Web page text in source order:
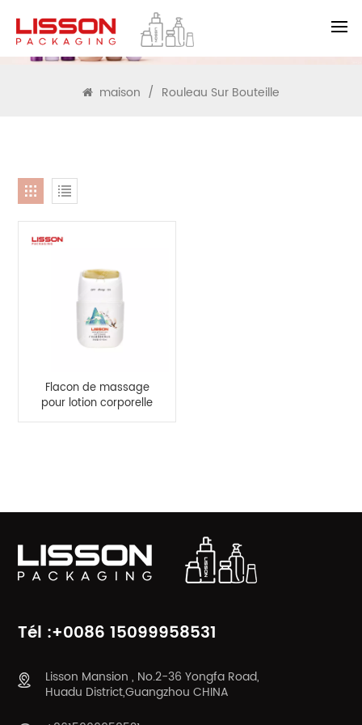
RECHERCHE
maison / Rouleau Sur Bouteille
Flacon de massage
pour lotion corporelle
D55 avec applicateur
Tél :+0086 15099958531
Lisson Mansion , No.2-36 Yongfa Road,
Huadu District,Guangzhou CHINA